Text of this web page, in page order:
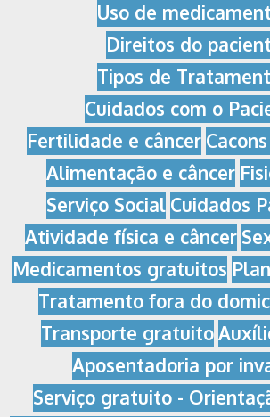
Uso de
Direitos do
Tipos de
Cuidados com o
Fertilidade e câncer
Alimentação e câncer
Serviço Social Cuidados
Atividade física e câncer
Medicamentos gratuitos
Tratamento fora do
Transporte gratuito
Aposentadoria por
Serviço gratuito -